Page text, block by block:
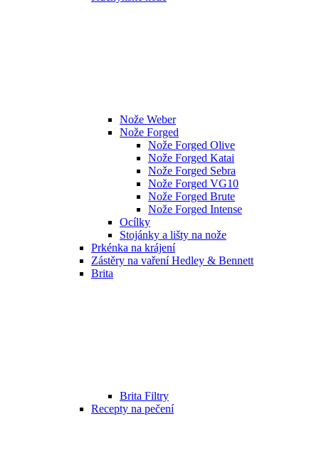
Nože Weber
Nože Forged
Nože Forged Olive
Nože Forged Katai
Nože Forged Sebra
Nože Forged VG10
Nože Forged Brute
Nože Forged Intense
Ocílky
Stojánky a lišty na nože
Prkénka na krájení
Zástěry na vaření Hedley & Bennett
Brita
Brita Filtry
Recepty na pečení